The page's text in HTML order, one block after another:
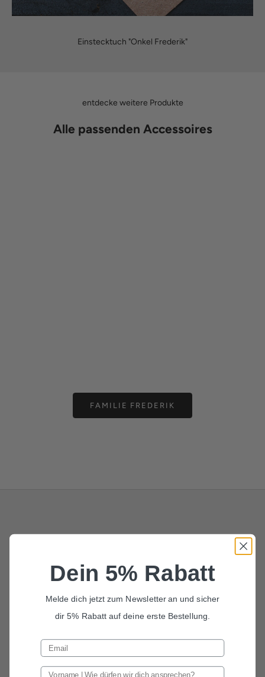
Einstecktuch "Onkel Frederik"
entdecke weitere Produkte
Alle passenden Accessoires
FAMILIE FREDERIK
Dein 5% Rabatt
Melde dich jetzt zum Newsletter an und sicher
dir 5% Rabatt auf deine erste Bestellung.